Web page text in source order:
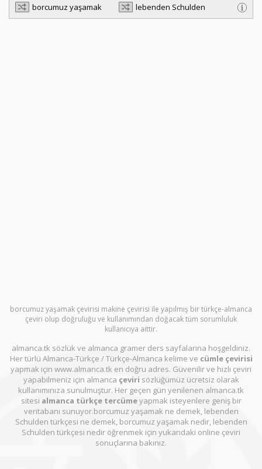
borcumuz yaşamak lebenden Schulden
borcumuz yaşamak çevirisi makine çevirisi ile yapılmış bir türkçe-almanca
çeviri olup doğruluğu ve kullanımından doğacak tüm sorumluluk
kullanıcıya aittir.
almanca.tk sözlük ve almanca gramer ders sayfalarına hoşgeldiniz.
Her türlü Almanca-Türkçe / Türkçe-Almanca kelime ve cümle çevirisi
yapmak için www.almanca.tk en doğru adres. Güvenilir ve hızlı çeviri
yapabilmeniz için almanca çeviri sözlüğümüz ücretsiz olarak
kullanımınıza sunulmuştur. Her geçen gün yenilenen almanca.tk
sitesi almanca türkçe tercümeyapmak isteyenlere geniş bir
veritabanı sunuyor.borcumuz yaşamak ne demek, lebenden
Schulden türkçesi ne demek, borcumuz yaşamak nedir, lebenden
Schulden türkçesi nedir öğrenmek için yukarıdaki online çeviri
sonuçlarına bakınız.